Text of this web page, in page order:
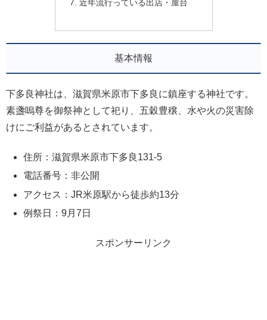
近年流行っている出店・屋台
基本情報
下多良神社は、滋賀県米原市下多良に鎮座する神社です。
素盞嗚尊を御祭神として祀り、五穀豊穣、水や火の災害除
けにご利益があるとされています。
住所：滋賀県米原市下多良131-5
電話番号：非公開
アクセス：JR米原駅から徒歩約13分
例祭日：9月7日
スポンサーリンク